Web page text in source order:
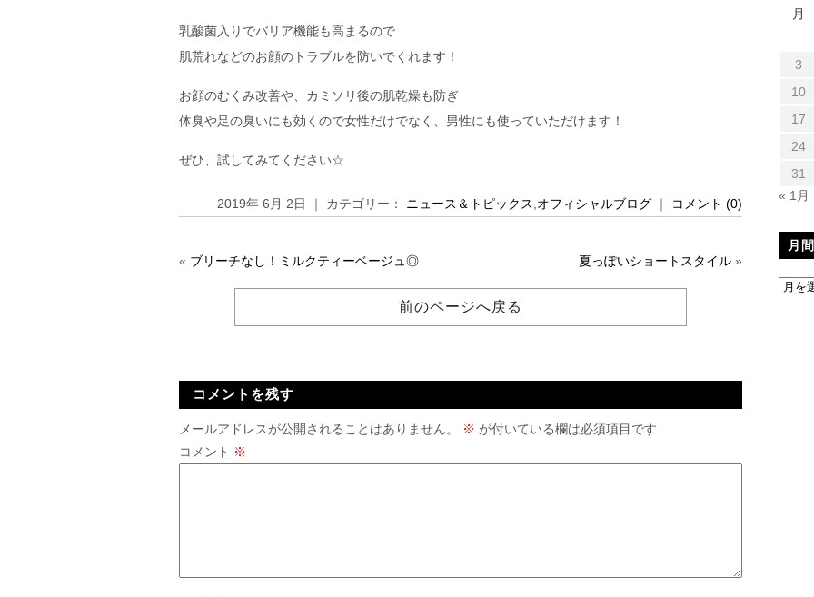
乳酸菌入りでバリア機能も高まるので
肌荒れなどのお顔のトラブルを防いでくれます！
お顔のむくみ改善や、カミソリ後の肌乾燥も防ぎ
体臭や足の臭いにも効くので女性だけでなく、男性にも使っていただけます！
ぜひ、試してみてください☆
2019年 6月 2日 ｜ カテゴリー： ニュース＆トピックス オフィシャルブログ ｜ コメント (0)
« ブリーチなし！ミルクティーベージュ◎ 夏っぽいショートスタイル »
前のページへ戻る
コメントを残す
メールアドレスが公開されることはありません。 ※ が付いている欄は必須項目です
コメント ※
月
3
10
17
24
31
« 1月
月